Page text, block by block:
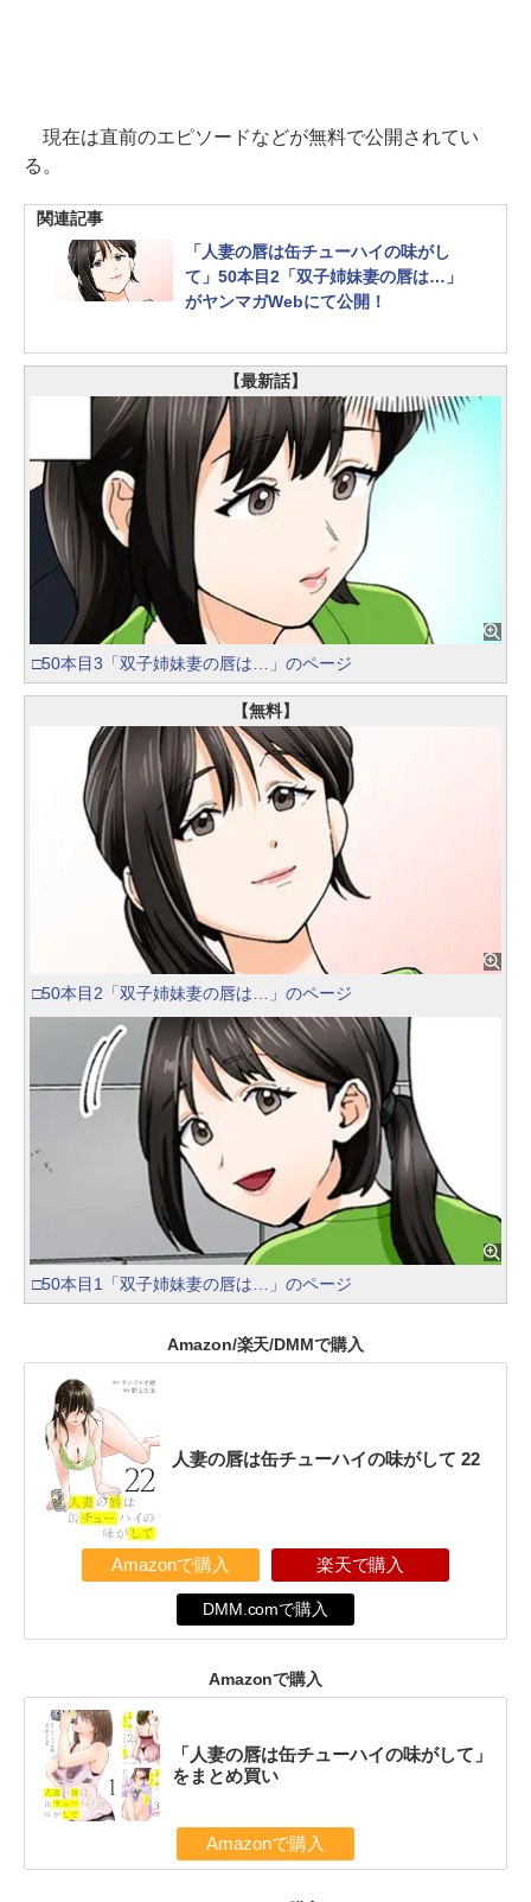
現在は直前のエピソードなどが無料で公開されてい
る。
関連記事
「人妻の唇は缶チューハイの味がし
て」50本目2「双子姉妹妻の唇は…」
がヤンマガWebにて公開！
【最新話】
□50本目3「双子姉妹妻の唇は…」のページ
【無料】
□50本目2「双子姉妹妻の唇は…」のページ
□50本目1「双子姉妹妻の唇は…」のページ
Amazon/楽天/DMMで購入
人妻の唇は缶チューハイの味がして 22
Amazonで購入 楽天で購入
DMM.comで購入
Amazonで購入
「人妻の唇は缶チューハイの味がして」
をまとめ買い
Amazonで購入